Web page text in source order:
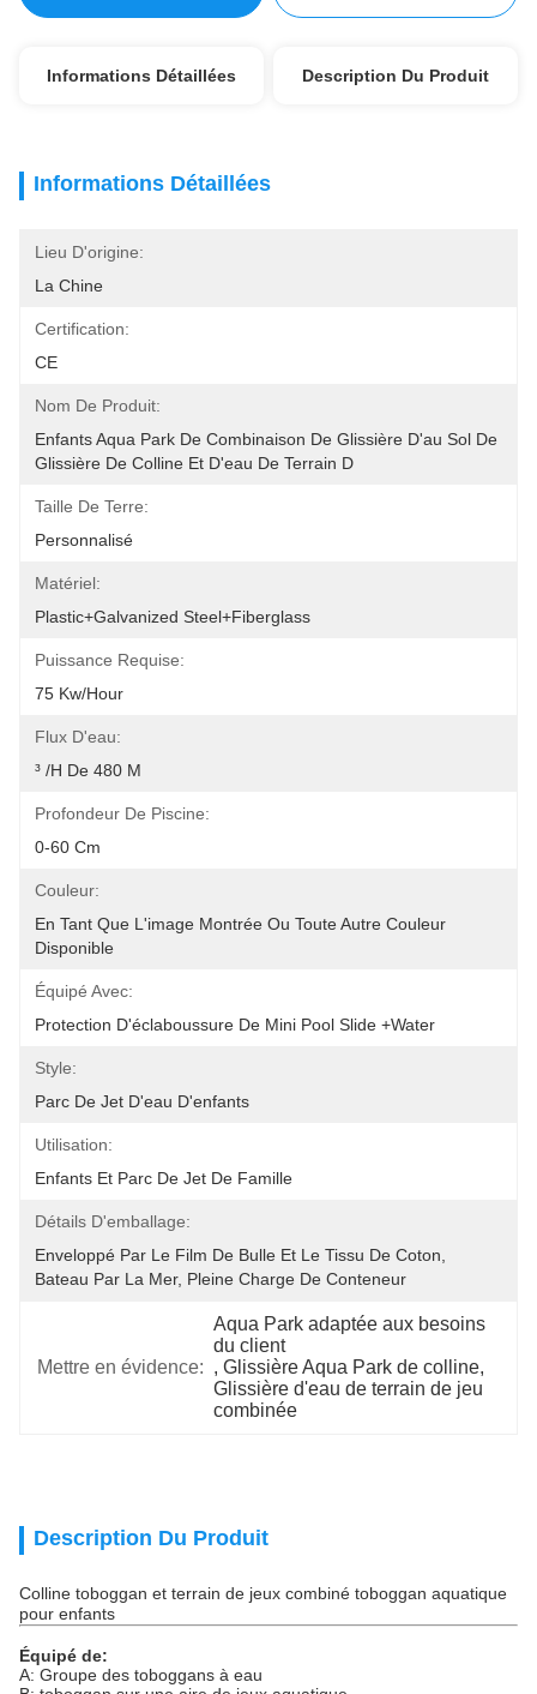
Informations Détaillées Description Du Produit
Informations Détaillées
Lieu D'origine:
La Chine
Certification:
CE
Nom De Produit:
Enfants Aqua Park De Combinaison De Glissière D'au Sol De
Glissière De Colline Et D'eau De Terrain D
Taille De Terre:
Personnalisé
Matériel:
Plastic+Galvanized Steel+Fiberglass
Puissance Requise:
75 Kw/Hour
Flux D'eau:
³ /h De 480 M
Profondeur De Piscine:
0-60 Cm
Couleur:
En Tant Que L'image Montrée Ou Toute Autre Couleur
Disponible
Équipé Avec:
Protection D'éclaboussure De Mini Pool Slide +Water
Style:
Parc De Jet D'eau D'enfants
Utilisation:
Enfants Et Parc De Jet De Famille
Détails D'emballage:
Enveloppé Par Le Film De Bulle Et Le Tissu De Coton,
Bateau Par La Mer, Pleine Charge De Conteneur
Mettre en évidence:
Aqua Park adaptée aux besoins
du client
, Glissière Aqua Park de colline,
Glissière d'eau de terrain de jeu
combinée
Description Du Produit
Colline toboggan et terrain de jeux combiné toboggan aquatique
pour enfants
Équipé de:
A: Groupe des toboggans à eau